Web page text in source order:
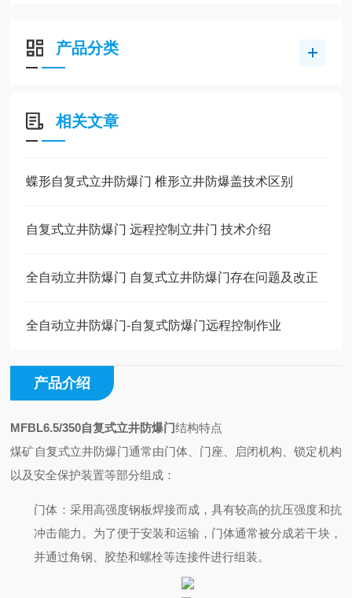
产品分类
相关文章
蝶形自复式立井防爆门 椎形立井防爆盖技术区别
自复式立井防爆门 远程控制立井门 技术介绍
全自动立井防爆门 自复式立井防爆门存在问题及改正
全自动立井防爆门-自复式防爆门远程控制作业
产品介绍
MFBL6.5/350自复式立井防爆门结构特点
煤矿自复式立井防爆门通常由门体、门座、启闭机构、锁定机构
以及安全保护装置等部分组成：
门体 ：采用高强度钢板焊接而成，具有较高的抗压强度和抗
冲击能力。为了便于安装和运输，门体通常被分成若干块，
并通过角钢、胶垫和螺栓等连接件进行组装。